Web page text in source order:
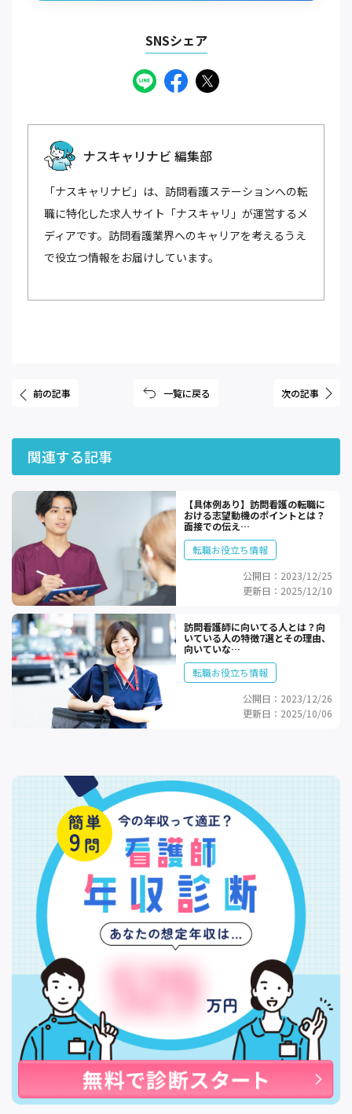
SNSシェア
ナスキャリナビ 編集部
「ナスキャリナビ」は、訪問看護ステーションへの転
職に特化した求人サイト「ナスキャリ」が運営するメ
ディアです。訪問看護業界へのキャリアを考えるうえ
で役立つ情報をお届けしています。
前の記事 一覧に戻る 次の記事
関連する記事
【具体例あり】訪問看護の転職に
おける志望動機のポイントとは？
面接での伝え…
転職お役立ち情報
公開日：2023/12/25
更新日：2025/12/10
訪問看護師に向いてる人とは？向
いている人の特徴7選とその理由、
向いていな…
転職お役立ち情報
公開日：2023/12/26
更新日：2025/10/06